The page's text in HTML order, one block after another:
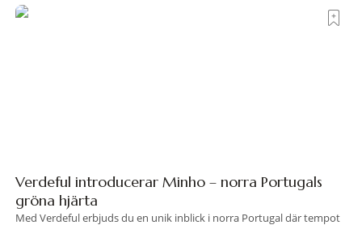
Verdeful introducerar Minho – norra Portugals
gröna hjärta
Med Verdeful erbjuds du en unik inblick i norra Portugal där tempot